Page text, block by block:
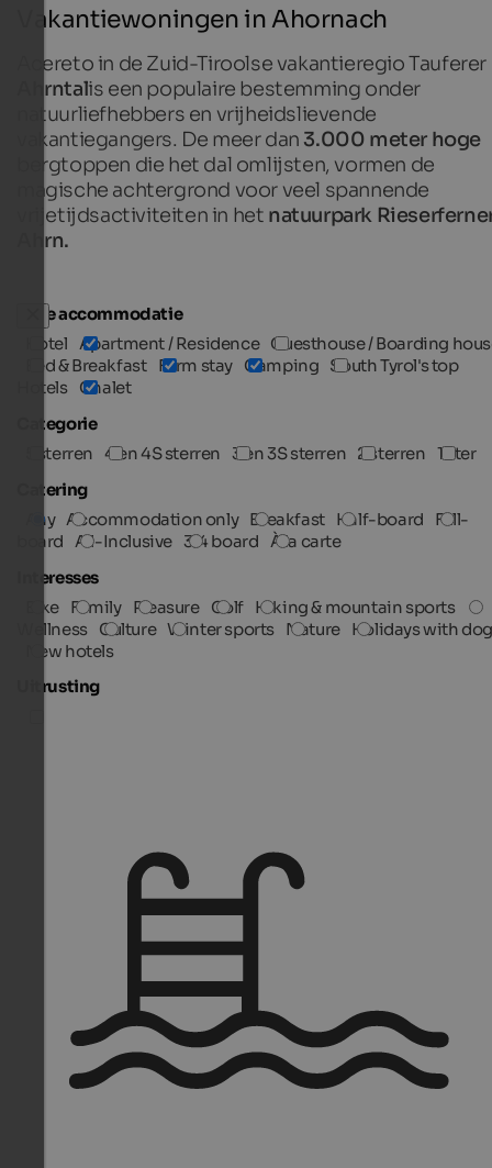
Vakantiewoningen in Ahornach
Acereto in de Zuid-Tiroolse vakantieregio Tauferer
Ahrntalis een populaire bestemming onder
natuurliefhebbers en vrijheidslievende
vakantiegangers. De meer dan 3.000 meter hoge
bergtoppen die het dal omlijsten, vormen de
magische achtergrond voor veel spannende
vrijetijdsactiviteiten in het natuurpark
Ahrn.
Type accommodatie
Hotel Apartment / Residence Guesthouse / Boarding
Bed & Breakfast Farm stay Camping South Tyrol's top
Hotels Chalet
Categorie
5 sterren 4 en 4S sterren 3 en 3S sterren 2 sterren 1 ster
Catering
Any Accommodation only Breakfast Half-board
Full-
board All-Inclusive 3/4 board À la carte
Interesses
Bike Family Pleasure Golf Hiking & mountain sports
Wellness Culture Winter sports Nature Holidays with
New hotels
Uitrusting